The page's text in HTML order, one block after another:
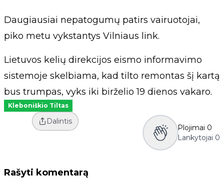
Daugiausiai nepatogumų patirs vairuotojai,
piko metu vykstantys Vilniaus link.
Lietuvos kelių direkcijos eismo informavimo
sistemoje skelbiama, kad tilto remontas šį kartą
bus trumpas, vyks iki birželio 19 dienos vakaro.
Kleboniškio Tiltas
Dalintis
Plojimai 0
Lankytojai 0
Rašyti komentarą